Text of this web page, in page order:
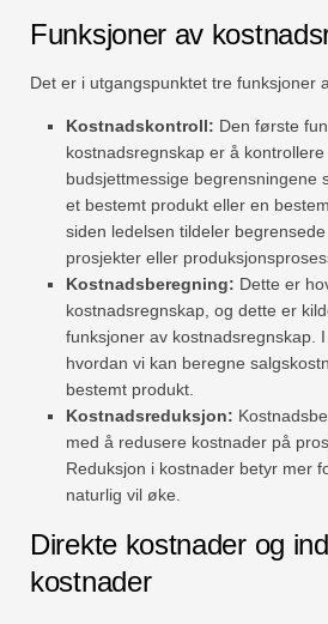
Funksjoner av
Det er i utgangspunktet tre funksjoner
Kostnadskontroll: Den første
kostnadsregnskap er å
budsjettmessige begrensningene
et bestemt produkt eller en
siden ledelsen tildeler
prosjekter eller
Kostnadsberegning: Dette er
kostnadsregnskap, og dette er
funksjoner av kostnadsregnskap.
hvordan vi kan beregne
bestemt produkt.
Kostnadsreduksjon:
med å redusere kostnader på
Reduksjon i kostnader betyr mer
naturlig vil øke.
Direkte kostnader og
kostnader